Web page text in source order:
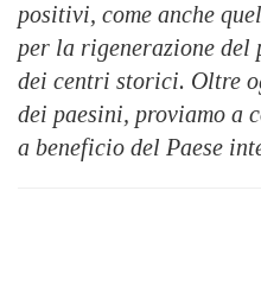
positivi, come anche
per la rigenerazione del
dei centri storici. Oltre
dei paesini, proviamo a
a beneficio del Paese